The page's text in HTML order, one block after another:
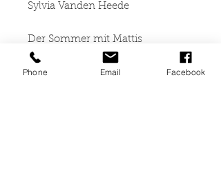
Sylvia Vanden Heede
Der Sommer mit Mattis
Verlag Heinrich Ellermann
Phone Email Facebook